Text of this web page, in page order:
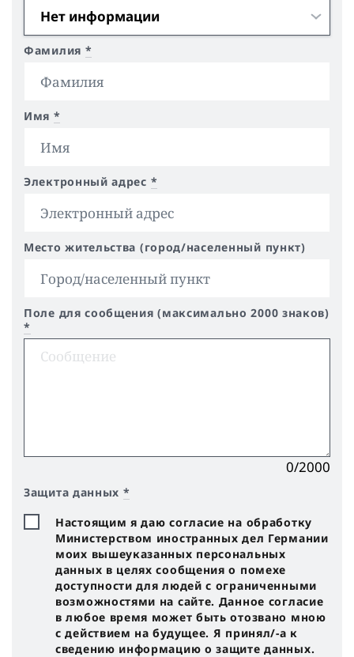
Фамилия *
Имя *
Электронный адрес *
Место жительства (город/населенный пункт)
Поле для сообщения (максимально 2000 знаков)
*
0/2000
Защита данных *
Настоящим я даю согласие на обработку
Министерством иностранных дел Германии
моих вышеуказанных персональных
данных в целях сообщения о помехе
доступности для людей с ограниченными
возможностями на сайте. Данное согласие
в любое время может быть отозвано мною
с действием на будущее. Я принял/-a к
сведению информацию о защите данных.